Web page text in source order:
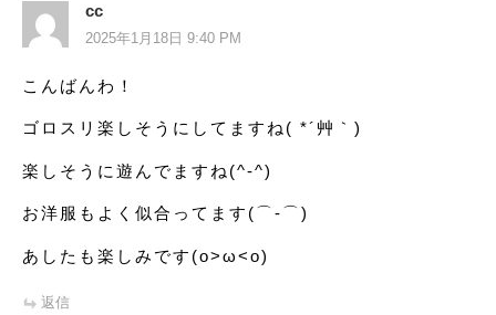
cc
2025年1月18日 9:40 PM
こんばんわ！
ゴロスリ楽しそうにしてますね( *´艸｀)
楽しそうに遊んでますね(^-^)
お洋服もよく似合ってます(⌒‐⌒)
あしたも楽しみです(o>ω<o)
返信